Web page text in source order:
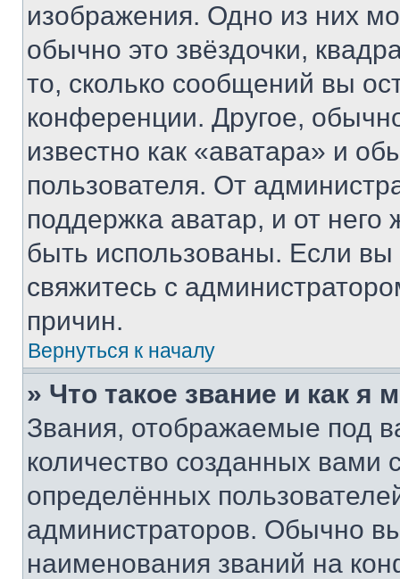
изображения. Одно из них
обычно это звёздочки,
то, сколько сообщений вы
конференции. Другое,
известно как «аватара» и
пользователя. От
поддержка аватар, и от него
быть использованы. Если
свяжитесь с
причин.
Вернуться к началу
» Что такое звание и как я
Звания, отображаемые под
количество созданных
определённых
администраторов. Обычно
наименования званий на